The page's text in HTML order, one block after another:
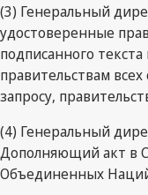
(3) Генеральный
удостоверенные
подписанного
правительствам
запросу,
(4) Генеральный
Дополняющий акт в
Объединенных